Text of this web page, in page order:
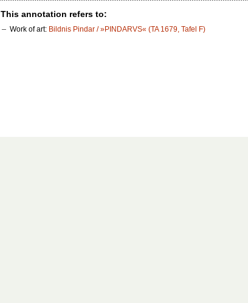
This annotation refers to:
Work of art: Bildnis Pindar / »PINDARVS« (TA 1679, Tafel F)